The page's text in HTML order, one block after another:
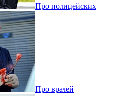
Про полицейских
Про врачей